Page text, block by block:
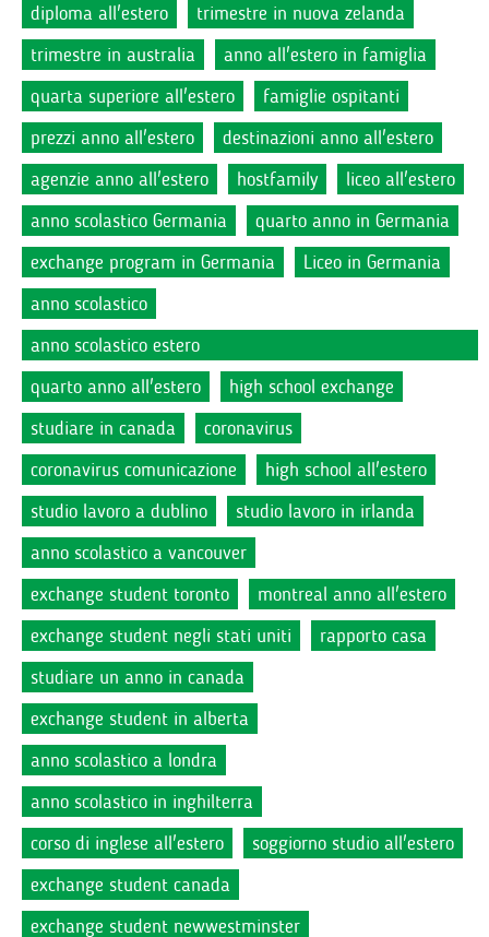
diploma all'estero
trimestre in nuova zelanda
trimestre in australia
anno all'estero in famiglia
quarta superiore all'estero
famiglie ospitanti
prezzi anno all'estero
destinazioni anno all'estero
agenzie anno all'estero
hostfamily
liceo all'estero
anno scolastico Germania
quarto anno in Germania
exchange program in Germania
Liceo in Germania
anno scolastico
anno scolastico estero
quarto anno all'estero
high school exchange
studiare in canada
coronavirus
coronavirus comunicazione
high school all'estero
studio lavoro a dublino
studio lavoro in irlanda
anno scolastico a vancouver
exchange student toronto
montreal anno all'estero
exchange student negli stati uniti
rapporto casa
studiare un anno in canada
exchange student in alberta
anno scolastico a londra
anno scolastico in inghilterra
corso di inglese all'estero
soggiorno studio all'estero
exchange student canada
exchange student newwestminster